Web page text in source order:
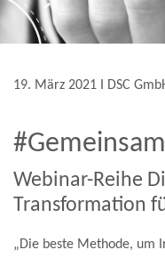
19. März 2021 Ι DSC
Webinar-Reihe
Transformation
„Die beste Methode, um